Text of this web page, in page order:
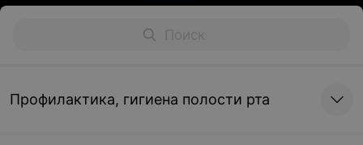
Профилактика, гигиена полости рта